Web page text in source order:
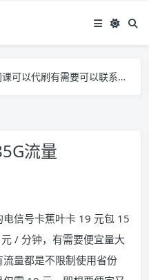
刷有需要可以联系邮箱i@tuzi.la
刷有需要可以联系邮箱i@tuzi.la
流量
信号卡蕉叶卡 19 元包 15
/ 分钟，有需要便宜量大
量都是不限制使用省份